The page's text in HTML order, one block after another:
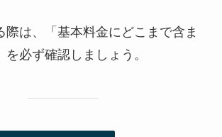
際は、「基本料金にどこまで含ま
必ず確認しましょう。